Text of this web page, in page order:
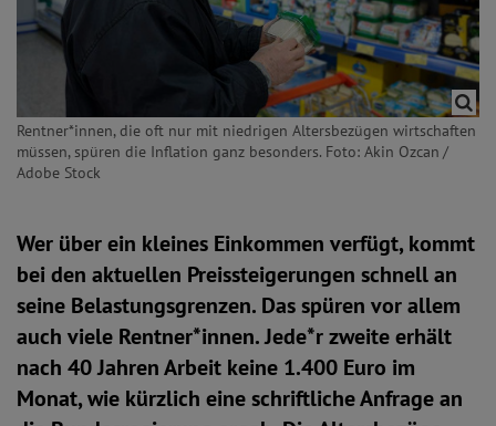
Rentner*innen, die oft nur mit niedrigen Altersbezügen wirtschaften
müssen, spüren die Inflation ganz besonders. Foto: Akin Ozcan /
Adobe Stock
Wer über ein kleines Einkommen verfügt, kommt
bei den aktuellen Preissteigerungen schnell an
seine Belastungsgrenzen. Das spüren vor allem
auch viele Rentner*innen. Jede*r zweite erhält
nach 40 Jahren Arbeit keine 1.400 Euro im
Monat, wie kürzlich eine schriftliche Anfrage an